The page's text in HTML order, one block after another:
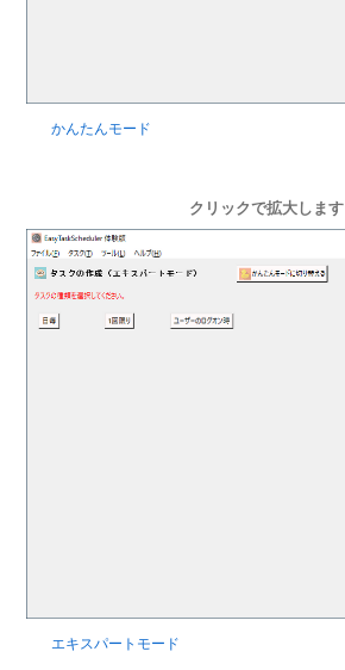
かんたんモード
クリックで拡大します
エキスパートモード